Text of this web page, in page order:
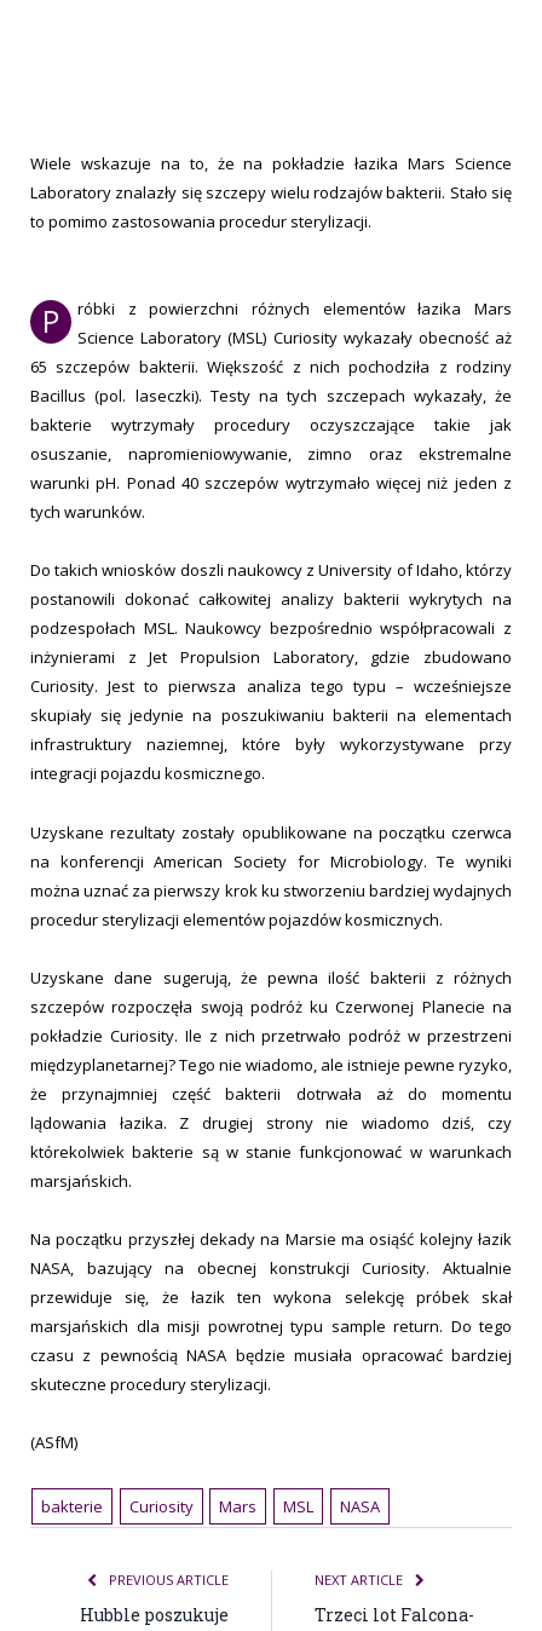
Wiele wskazuje na to, że na pokładzie łazika Mars Science
Laboratory znalazły się szczepy wielu rodzajów bakterii. Stało się
to pomimo zastosowania procedur sterylizacji.
P
róbki z powierzchni różnych elementów łazika Mars
Science Laboratory (MSL) Curiosity wykazały obecność aż
65 szczepów bakterii. Większość z nich pochodziła z rodziny
Bacillus (pol. laseczki). Testy na tych szczepach wykazały, że
bakterie wytrzymały procedury oczyszczające takie jak
osuszanie, napromieniowywanie, zimno oraz ekstremalne
warunki pH. Ponad 40 szczepów wytrzymało więcej niż jeden z
tych warunków.
Do takich wniosków doszli naukowcy z University of Idaho, którzy
postanowili dokonać całkowitej analizy bakterii wykrytych na
podzespołach MSL. Naukowcy bezpośrednio współpracowali z
inżynierami z Jet Propulsion Laboratory, gdzie zbudowano
Curiosity. Jest to pierwsza analiza tego typu – wcześniejsze
skupiały się jedynie na poszukiwaniu bakterii na elementach
infrastruktury naziemnej, które były wykorzystywane przy
integracji pojazdu kosmicznego.
Uzyskane rezultaty zostały opublikowane na początku czerwca
na konferencji American Society for Microbiology. Te wyniki
można uznać za pierwszy krok ku stworzeniu bardziej wydajnych
procedur sterylizacji elementów pojazdów kosmicznych.
Uzyskane dane sugerują, że pewna ilość bakterii z różnych
szczepów rozpoczęła swoją podróż ku Czerwonej Planecie na
pokładzie Curiosity. Ile z nich przetrwało podróż w przestrzeni
międzyplanetarnej? Tego nie wiadomo, ale istnieje pewne ryzyko,
że przynajmniej część bakterii dotrwała aż do momentu
lądowania łazika. Z drugiej strony nie wiadomo dziś, czy
którekolwiek bakterie są w stanie funkcjonować w warunkach
marsjańskich.
Na początku przyszłej dekady na Marsie ma osiąść kolejny łazik
NASA, bazujący na obecnej konstrukcji Curiosity. Aktualnie
przewiduje się, że łazik ten wykona selekcję próbek skał
marsjańskich dla misji powrotnej typu sample return. Do tego
czasu z pewnością NASA będzie musiała opracować bardziej
skuteczne procedury sterylizacji.
(ASfM)
bakterie Curiosity Mars MSL NASA
PREVIOUS ARTICLE
Hubble poszukuje
NEXT ARTICLE
Trzeci lot Falcona-